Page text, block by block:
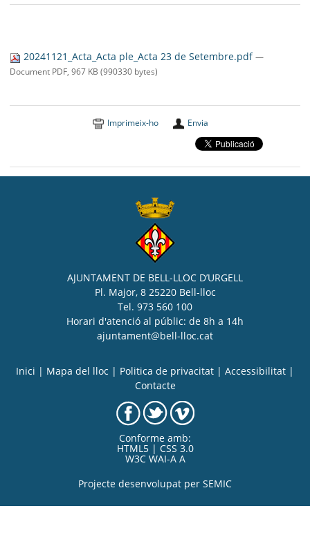
20241121_Acta_Acta ple_Acta 23 de Setembre.pdf—
Document PDF, 967 KB (990330 bytes)
Imprimeix-ho Envia
AJUNTAMENT DE BELL-LLOC D’URGELL
Pl. Major, 8 25220 Bell-lloc
Tel. 973 560 100
Horari d'atenció al públic: de 8h a 14h
ajuntament@bell-lloc.cat
Inici | Mapa del lloc | Politica de privacitat | Accessibilitat |
Contacte
Conforme amb:
HTML5 | CSS 3.0
W3C WAI-A A
Projecte desenvolupat per SEMIC